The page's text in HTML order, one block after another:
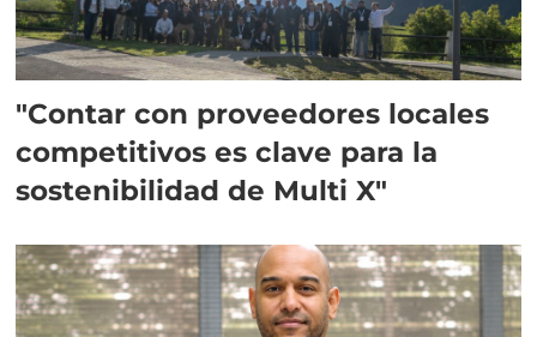
"Contar con proveedores locales
competitivos es clave para la
sostenibilidad de Multi X"